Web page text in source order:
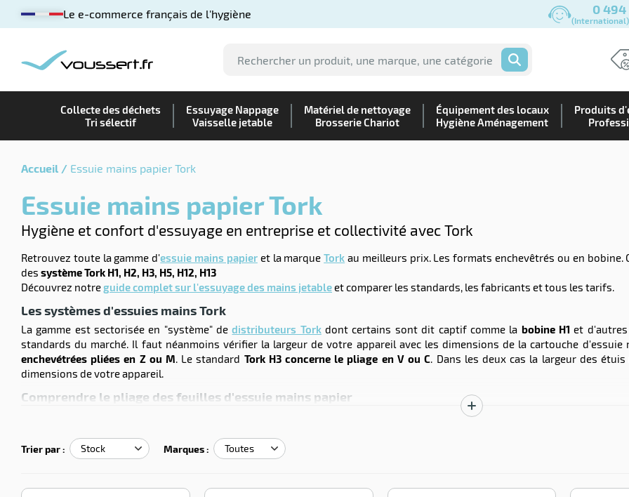
Le e-commerce français de l'hygiène 0 494
OK
Collecte des déchets
Tri sélectif
Essuyage Nappage
Vaisselle jetable
Matériel de nettoyage
Brosserie Chariot
Équipement des locaux
Hygiène Aménagement
Produits
Accueil Essuie mains papier Tork
Essuie mains papier Tork
Hygiène et confort d'essuyage en entreprise et collectivité avec Tork
Retrouvez toute la gamme d'essuie mains papieret la marqueTork au meilleurs prix. Les formats enchevêtrés ou en
des système Tork H1, H2, H3, H5, H12, H13
Découvrez notreguide complet sur l'essuyage des mains jetableet comparer les standards, les fabricants et tous les tarifs.
Les systèmes d'essuies mains Tork
La gamme est sectorisée en "système" dedistributeurs Torkdont certains sont dit captif comme la bobine H1 et
standards du marché. Il faut néanmoins vérifier la largeur de votre appareil avec les dimensions de la cartouche d'essuie
enchevétrées pliées en Z ou M. Le standard Tork H3 concerne le pliage en V ou C. Dans les deux cas la largeur des
dimensions de votre appareil.
Comprendre le pliage des feuilles d'essuie mains papier
Le pliage des feulles interfolié se caractérise par des feuilles essuie-mains composées de papier enchevêtré. En tirant
aussi la réduction de la consommation, puisque l’utilisateur n’aura besoin, dans la grande majorité des cas, que d’une à
proportionnelle du coût des recharges d’essuie-mains.
Afficher
Trier par : Marques :